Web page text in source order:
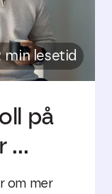
min lesetid
på
...
om mer